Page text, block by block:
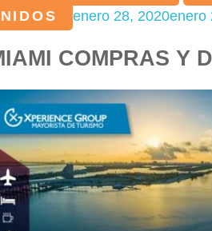
enero 28, 2020enero
COMPRAS Y